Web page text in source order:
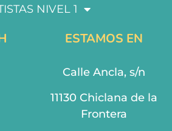
NIVEL 1
ESTAMOS EN
Calle Ancla, s/n
11130 Chiclana de la
Frontera